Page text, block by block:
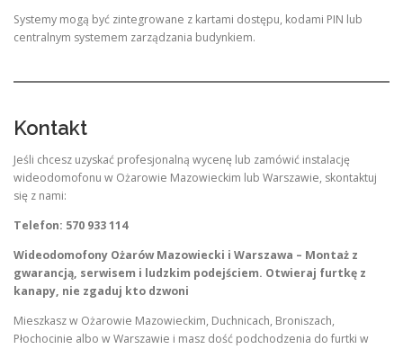
Systemy mogą być zintegrowane z kartami dostępu, kodami PIN lub
centralnym systemem zarządzania budynkiem.
Kontakt
Jeśli chcesz uzyskać profesjonalną wycenę lub zamówić instalację
wideodomofonu w Ożarowie Mazowieckim lub Warszawie, skontaktuj
się z nami:
Telefon: 570 933 114
Wideodomofony Ożarów Mazowiecki i Warszawa – Montaż z
gwarancją, serwisem i ludzkim podejściem. Otwieraj furtkę z
kanapy, nie zgaduj kto dzwoni
Mieszkasz w Ożarowie Mazowieckim, Duchnicach, Broniszach,
Płochocinie albo w Warszawie i masz dość podchodzenia do furtki w